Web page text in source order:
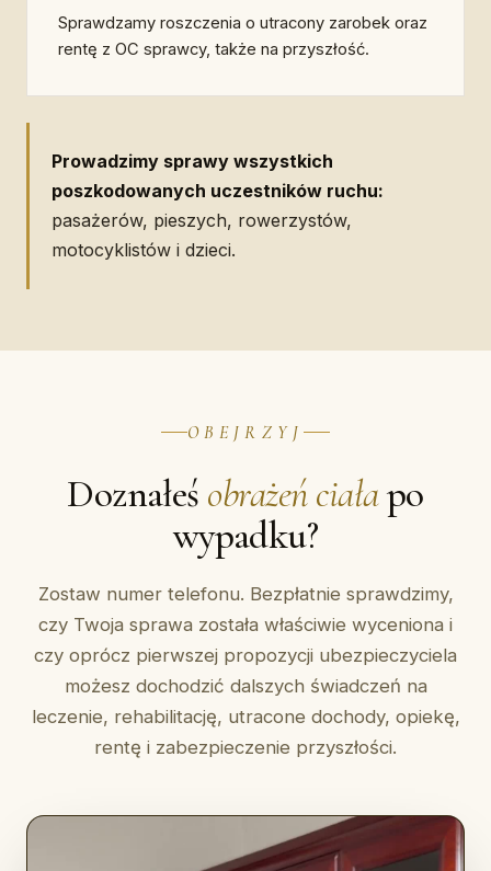
Sprawdzamy roszczenia o utracony zarobek oraz
rentę z OC sprawcy, także na przyszłość.
Prowadzimy sprawy wszystkich
poszkodowanych uczestników ruchu:
pasażerów, pieszych, rowerzystów,
motocyklistów i dzieci.
OBEJRZYJ
Doznałeś obrażeń ciałapo
wypadku?
Zostaw numer telefonu. Bezpłatnie sprawdzimy,
czy Twoja sprawa została właściwie wyceniona i
czy oprócz pierwszej propozycji ubezpieczyciela
możesz dochodzić dalszych świadczeń na
leczenie, rehabilitację, utracone dochody, opiekę,
rentę i zabezpieczenie przyszłości.